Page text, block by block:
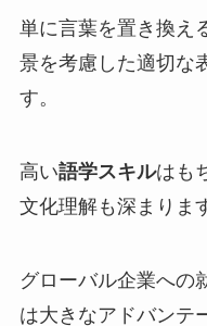
単に言葉を置き換え
景を考慮した適切な
す。
高い語学スキルはも
文化理解も深まりま
グローバル企業への
は大きなアドバンテ